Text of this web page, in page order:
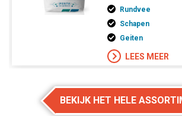
Rundvee
Schapen
Geiten
LEES MEER
BEKIJK HET HELE